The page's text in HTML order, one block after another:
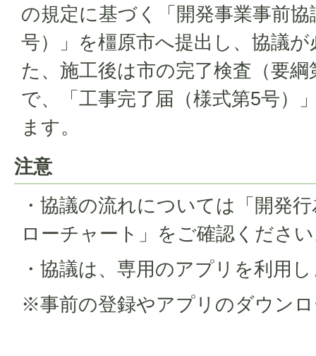
の規定に基づく「開発事業事前
号）」を橿原市へ提出し、協議
た、施工後は市の完了検査（要
で、「工事完了届（様式第5号）
ます。
注意
・協議の流れについては「開発
ローチャート」をご確認くださ
・協議は、専用のアプリを利用
※事前の登録やアプリのダウン